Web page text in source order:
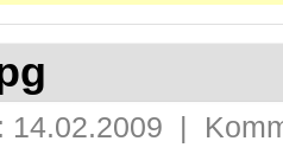
14.02.2009 |